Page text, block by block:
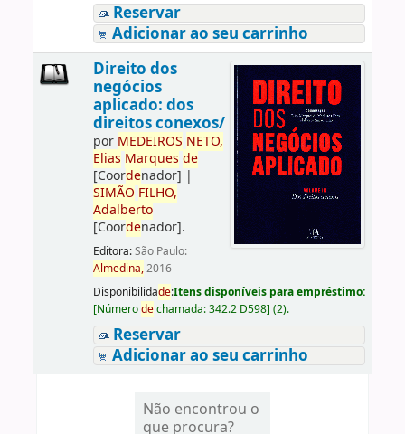
Reservar
Adicionar ao seu carrinho
Direito dos
negócios
aplicado: dos
direitos conexos/
por MEDEIROS NETO,
Elias Marques de
[Coordenador] |
SIMÃO FILHO,
Adalberto
[Coordenador].
Editora:São Paulo:
Almedina,2016
Disponibilidade:Itens disponíveis para empréstimo:
[Númerodechamada:342.2 D598] (2).
Reservar
Adicionar ao seu carrinho
Não encontrou o
que procura?